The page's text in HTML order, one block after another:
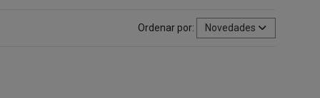
Ordenar por: Novedades